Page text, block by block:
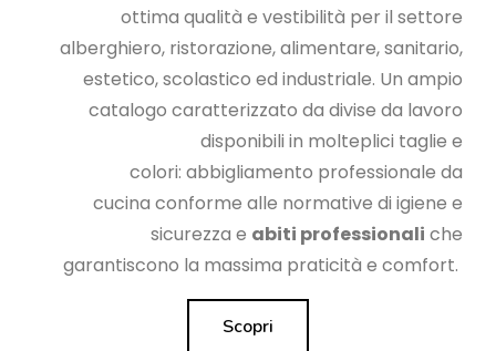
ottima qualità e vestibilità per il settore
alberghiero, ristorazione, alimentare, sanitario,
estetico, scolastico ed industriale. Un ampio
catalogo caratterizzato da divise da lavoro
disponibili in molteplici taglie e
colori: abbigliamento professionale da
cucina conforme alle normative di igiene e
sicurezza e abiti professionali che
garantiscono la massima praticità e comfort.
Scopri